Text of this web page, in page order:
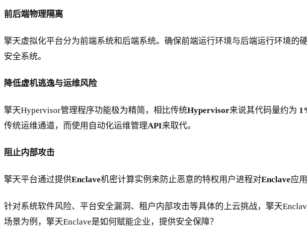
前后端物理隔离
擎天虚拟化平台分为前端系统和后端系统。确保前端运行环境与后端运行环境
安全系统。
降低虚机逃逸与运维风险
擎天Hypervisor管理程序功能极为精简，相比传统Hypervisor来说其代码量约为
传统运维通道，而使用自动化运维管理API来取代。
阻止内部攻击
擎天平台通过提供Enclave机密计算实例来防止恶意的特权用户进程对Enclave应
针对系统软件风险、平台安全漏洞、租户内部攻击等具体的上云挑战，擎天
场景为例，擎天Enclave是如何赋能企业，提供安全保障？